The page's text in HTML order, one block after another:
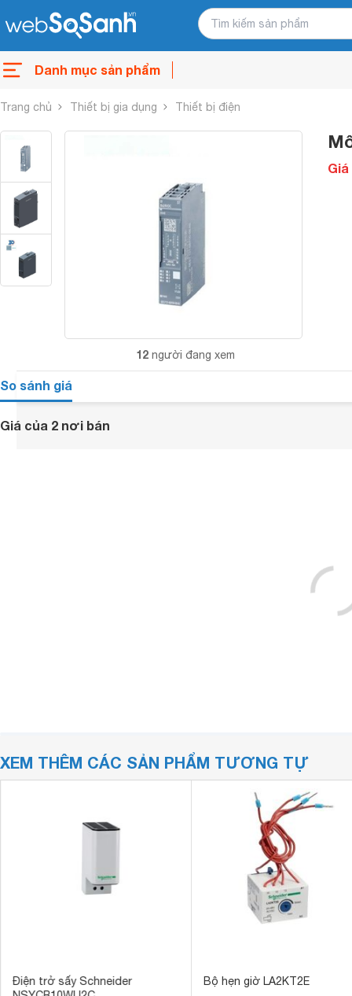
Danh mục sản phẩm
Trang chủ Thiết bị gia dụng Thiết bị điện
12 người đang xem
Giá
So sánh giá
Giá của 2 nơi bán
XEM THÊM CÁC SẢN PHẨM TƯƠNG TỰ
Điện trở sấy Schneider
Bộ hẹn giờ LA2KT2E